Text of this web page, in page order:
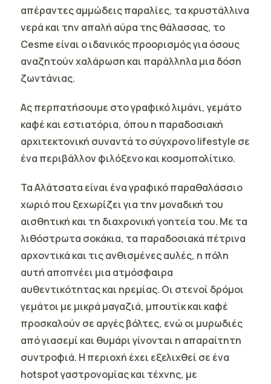
απέραντες αμμώδεις παραλίες, τα κρυστάλλινα
νερά και την απαλή αύρα της θάλασσας, το
Cesme είναι ο ιδανικός προορισμός για όσους
αναζητούν χαλάρωση και παράλληλα μια δόση
ζωντάνιας.
Aς περπατήσουμε στο γραφικό λιμάνι, γεμάτο
καφέ και εστιατόρια, όπου η παραδοσιακή
αρχιτεκτονική συναντά το σύγχρονο lifestyle σε
ένα περιβάλλον φιλόξενο και κοσμοπολίτικο.
Τα Αλάτσατα είναι ένα γραφικό παραθαλάσσιο
χωριό που ξεχωρίζει για την μοναδική του
αισθητική και τη διαχρονική γοητεία του. Με τα
λιθόστρωτα σοκάκια, τα παραδοσιακά πέτρινα
αρχοντικά και τις ανθισμένες αυλές, η πόλη
αυτή αποπνέει μια ατμόσφαιρα
αυθεντικότητας και ηρεμίας. Οι στενοί δρόμοι
γεμάτοι με μικρά μαγαζιά, μπουτίκ και καφέ
προσκαλούν σε αργές βόλτες, ενώ οι μυρωδιές
από γιασεμί και θυμάρι γίνονται η απαραίτητη
συντροφιά. Η περιοχή έχει εξελιχθεί σε ένα
hotspot γαστρονομίας και τέχνης, με